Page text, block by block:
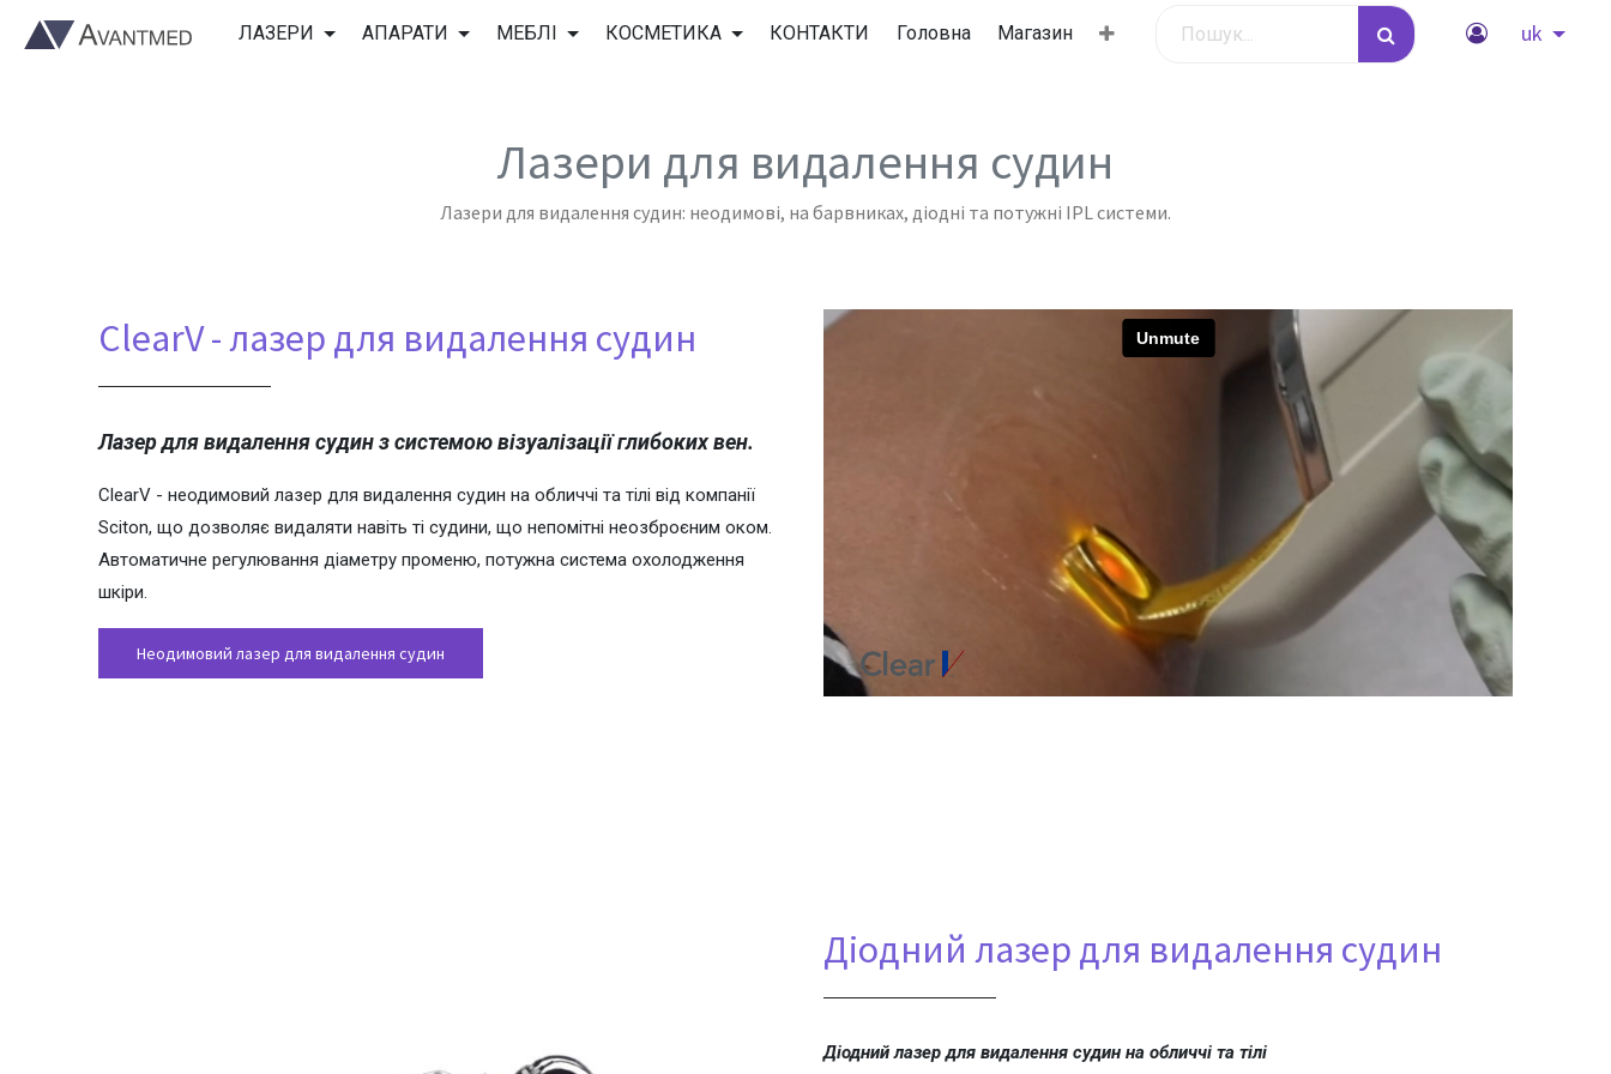
ЛАЗЕРИ АПАРАТИ МЕБЛІ КОСМЕТИКА КОНТАКТИ Головна Магазин uk
Лазери для видалення судин
Лазери для видалення судин: неодимові, на барвниках, діодні та потужні IPL системи.
ClearV - лазер для видалення судин
Лазер для видалення судин з системою візуалізації глибоких вен.
ClearV - неодимовий лазер для видалення судин на обличчі та тілі від компанії
Sciton, що дозволяє видаляти навіть ті судини, що непомітні неозброєним оком.
Автоматичне регулювання діаметру променю, потужна система охолодження
шкіри.
Неодимовий лазер для видалення судин
Діодний лазер для видалення судин
Діодний лазер для видалення судин на обличчі та тілі